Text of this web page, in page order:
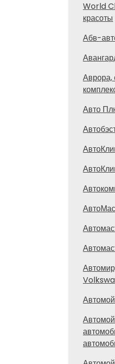
World
красоты
Абв-
Аврора,
Авто